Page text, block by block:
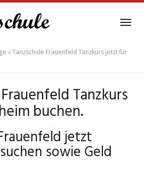
»Tanzschule Frauenfeld Tanzkurs jetzt für
Tanzkurs
buchen.
jetzt
sowie Geld